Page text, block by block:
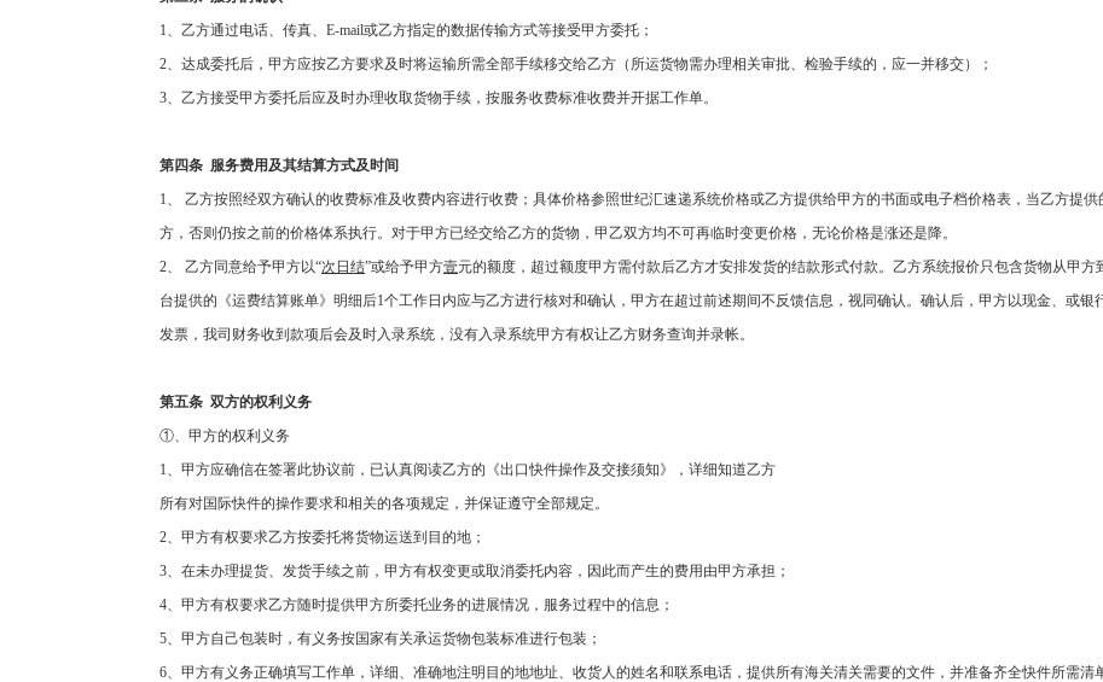
1、乙方通过电话、传真、 E-mail或乙方指定的数据传输方式等接受甲方委托；
2、达成委托后，甲方应按乙方要求及时将运输所需全部手续移交给乙方（所运货物需办理相关审批、检验手续的，应一并移交）；
3、乙方接受甲方委托后应及时办理收取货物手续，按服务收费标准收费并开据工作单。
第四条 服务费用及其结算方式及时间
1、
乙方按照经双方确认的收费标准及收费内容进行收费；具体价格参照世纪汇速递系统价格或乙方提供给甲方的书面或电子档价格表，当乙方提
方，否则仍按之前的价格体系执行。对于甲方已经交给乙方的货物，甲乙双方均不可再临时变更价格，无论价格是涨还是降。
2、 乙方同意给予甲方以“次日结”或给予甲方壹元的额度，超过额度甲方需付款后乙方才安排发货的结款形式付款。乙方系统报价只包含货物从甲
台提供的《运费结算账单》明细后1个工作日内应与乙方进行核对和确认，甲方在超过前述期间不反馈信息，视同确认。确认后，甲方以现金、或
发票，我司财务收到款项后会及时入录系统，没有入录系统甲方有权让乙方财务查询并录帐。
第五条 双方的权利义务
①、甲方的权利义务
1、甲方应确信在签署此协议前，已认真阅读乙方的《出口快件操作及交接须知》，详细知道乙方
所有对国际快件的操作要求和相关的各项规定，并保证遵守全部规定。
2、甲方有权要求乙方按委托将货物运送到目的地；
3、在未办理提货、发货手续之前，甲方有权变更或取消委托内容，因此而产生的费用由甲方承担；
4、甲方有权要求乙方随时提供甲方所委托业务的进展情况，服务过程中的信息；
5、甲方自己包装时，有义务按国家有关承运货物包装标准进行包装；
6、甲方有义务正确填写工作单，详细、准确地注明目的地地址、收货人的姓名和联系电话，提供所有海关清关需要的文件，并准备齐全快件所需